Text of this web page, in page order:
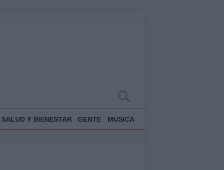
SALUD Y BIENESTAR GENTE MUSICA